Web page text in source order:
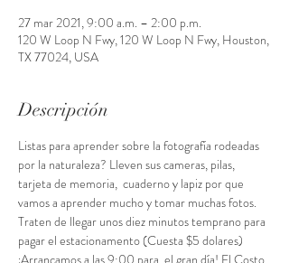
27 mar 2021, 9:00 a.m. – 2:00 p.m.
120 W Loop N Fwy, 120 W Loop N Fwy, Houston,
TX 77024, USA
Descripción
Listas para aprender sobre la fotografía rodeadas
por la naturaleza? Lleven sus cameras, pilas,
tarjeta de memoria,  cuaderno y lapiz por que
vamos a aprender mucho y tomar muchas fotos.
Traten de llegar unos diez minutos temprano para
pagar el estacionamento (Cuesta $5 dolares)
¡Arrancamos a las 9:00 para  el gran día! El Costo